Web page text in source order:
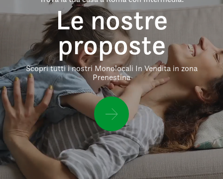
Le nostre
proposte
Scopri tutti i nostri Monolocali In Vendita in zona
Prenestina